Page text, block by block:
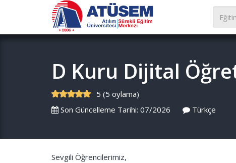
D Kuru Dijital
5 (5 oylama)
Son Güncelleme Tarihi: 07/2026
Türkçe
Sevgili Öğrencilerimiz,